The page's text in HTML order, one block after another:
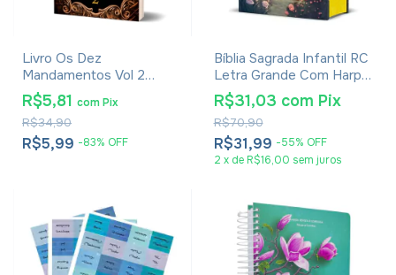
Livro Os Dez
Mandamentos Vol 2
Adaptação Da Novela Da
Rede Record
R$5,99 -83% OFF
R$34,90
R$5,81 comPix
Bíblia Sagrada Infantil RC
Letra Grande Com Harpa
Avivada E Corinhos Capa
Dura Pequena Crianças
Jardim
R$31,99 -55% OFF
R$70,90
R$31,03 com Pix
2 x de R$16,00 sem juros